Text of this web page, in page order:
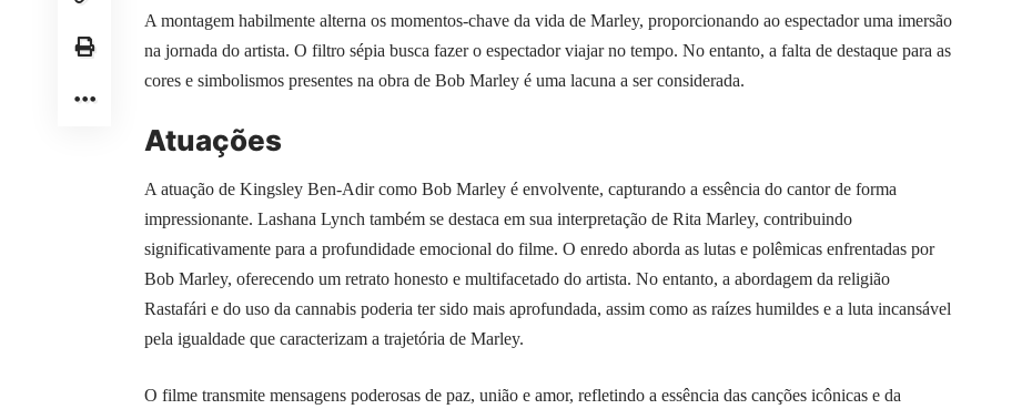
A montagem habilmente alterna os momentos-chave da vida de Marley, proporcionando ao espectador uma imersão
na jornada do artista. O filtro sépia busca fazer o espectador viajar no tempo. No entanto, a falta de destaque para as
cores e simbolismos presentes na obra de Bob Marley é uma lacuna a ser considerada.
Atuações
A atuação de Kingsley Ben-Adir como Bob Marley é envolvente, capturando a essência do cantor de forma
impressionante. Lashana Lynch também se destaca em sua interpretação de Rita Marley, contribuindo
significativamente para a profundidade emocional do filme. O enredo aborda as lutas e polêmicas enfrentadas por
Bob Marley, oferecendo um retrato honesto e multifacetado do artista. No entanto, a abordagem da religião
Rastafári e do uso da cannabis poderia ter sido mais aprofundada, assim como as raízes humildes e a luta incansável
pela igualdade que caracterizam a trajetória de Marley.
O filme transmite mensagens poderosas de paz, união e amor, refletindo a essência das canções icônicas e da